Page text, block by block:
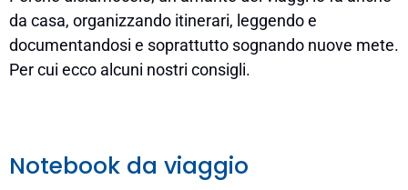
da casa, organizzando itinerari, leggendo e
documentandosi e soprattutto sognando nuove mete.
Per cui ecco alcuni nostri consigli.
Notebook da viaggio